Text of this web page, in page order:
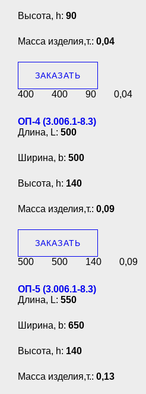
Высота, h: 90
Масса изделия,т.: 0,04
ЗАКАЗАТЬ
400 400 90 0,04
ОП-4 (3.006.1-8.3)
Длина, L: 500
Ширина, b: 500
Высота, h: 140
Масса изделия,т.: 0,09
ЗАКАЗАТЬ
500 500 140 0,09
ОП-5 (3.006.1-8.3)
Длина, L: 550
Ширина, b: 650
Высота, h: 140
Масса изделия,т.: 0,13